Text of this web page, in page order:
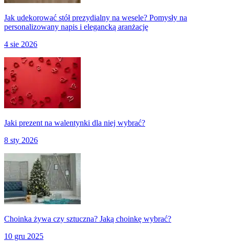
Jak udekorować stół prezydialny na wesele? Pomysły na
personalizowany napis i elegancką aranżację
4 sie 2026
Jaki prezent na walentynki dla niej wybrać?
8 sty 2026
Choinka żywa czy sztuczna? Jaką choinkę wybrać?
10 gru 2025